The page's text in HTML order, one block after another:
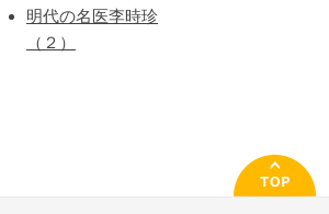
明代の名医李時珍
（２）